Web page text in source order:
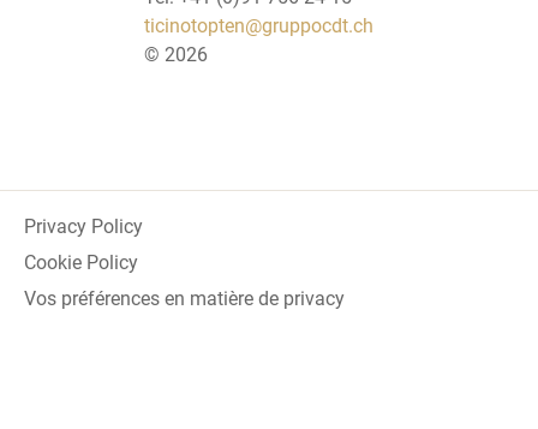
ticinotopten@gruppocdt.ch
© 2026
Privacy Policy
Cookie Policy
Vos préférences en matière de privacy